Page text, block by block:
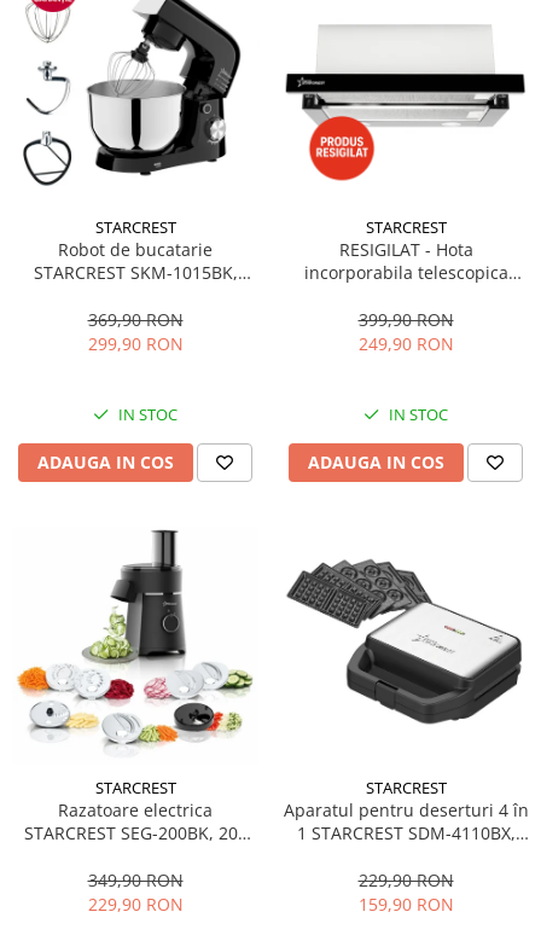
STARCREST
Robot de bucatarie
STARCREST SKM-1015BK,
Accesorii, 10 Viteze + Pulse,
Negru
369,90 RON
299,90 RON
IN STOC
ADAUGA IN COS
STARCREST
RESIGILAT - Hota
incorporabila telescopica
Putere de absorbtie 550 m3/h,
1 Motor, 2 Trepte putere, 60
399,90 RON
249,90 RON
IN STOC
ADAUGA IN COS
STARCREST
Razatoare electrica
STARCREST SEG-200BK, 200
349,90 RON
229,90 RON
STARCREST
Aparatul pentru deserturi 4 în
1 STARCREST SDM-4110BX,
invelis ceramic pentru vafe,
nuci, gogosi si smile
229,90 RON
159,90 RON